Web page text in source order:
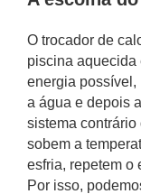
O trocador de
piscina aquecida
energia possível,
a água e depois
sistema
sobem a
esfria, repetem o
Por isso,